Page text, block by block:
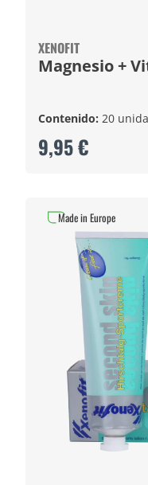
XENOFIT
Magnesio +
Contenido: 20
9,95 €
Made in Europe